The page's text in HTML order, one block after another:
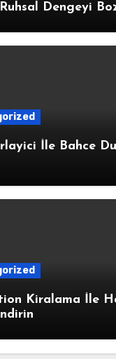
Dengeyi
İle Bahce
Kiralama İle